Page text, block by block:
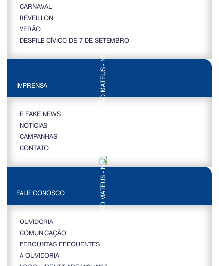
CARNAVAL
RÉVEILLON
VERÃO
DESFILE CÍVICO DE 7 DE SETEMBRO
IMPRENSA
É FAKE NEWS
NOTÍCIAS
CAMPANHAS
CONTATO
FALE CONOSCO
OUVIDORIA
COMUNICAÇÃO
PERGUNTAS FREQUENTES
A OUVIDORIA